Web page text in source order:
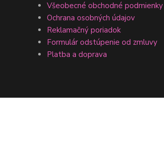
Všeobecné obchodné podmienky
Ochrana osobných údajov
Reklamačný poriadok
Formulár odstúpenie od zmluvy
Platba a doprava